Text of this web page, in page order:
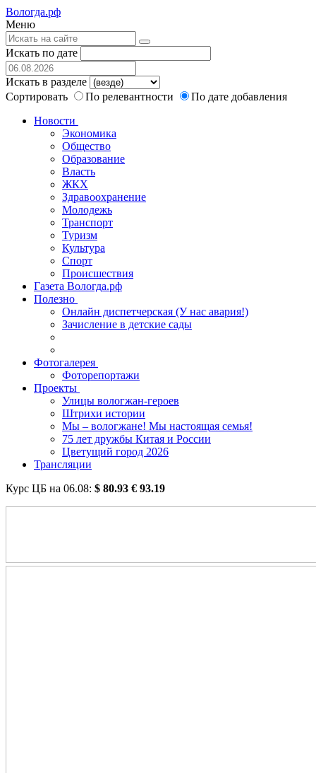
Вологда.рф
Меню
Искать по дате
Искать в разделе
Сортировать
По релевантности
По дате добавления
Новости
Экономика
Общество
Образование
Власть
ЖКХ
Здравоохранение
Молодежь
Транспорт
Туризм
Культура
Спорт
Происшествия
Газета Вологда.рф
Полезно
Онлайн диспетчерская (У нас авария!)
Зачисление в детские сады
Фотогалерея
Фоторепортажи
Проекты
Улицы вологжан-героев
Штрихи истории
Мы – вологжане! Мы настоящая семья!
75 лет дружбы Китая и России
Цветущий город 2026
Трансляции
Курс ЦБ на 06.08: $ 80.93 € 93.19